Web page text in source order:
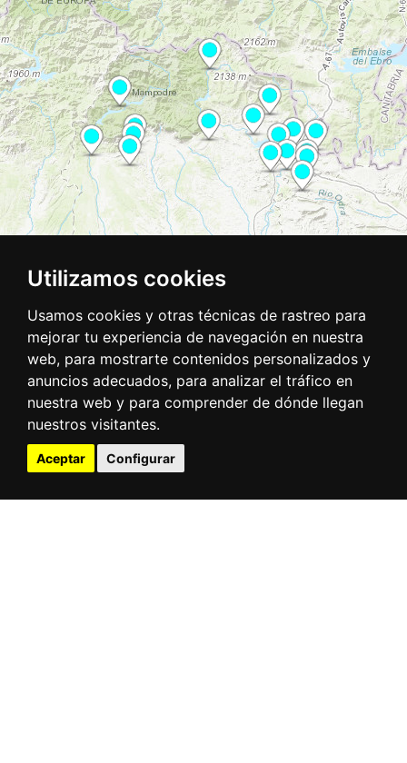
Utilizamos cookies
Usamos cookies y otras técnicas de rastreo para
mejorar tu experiencia de navegación en nuestra
web, para mostrarte contenidos personalizados y
anuncios adecuados, para analizar el tráfico en
nuestra web y para comprender de dónde llegan
nuestros visitantes.
Aceptar Configurar